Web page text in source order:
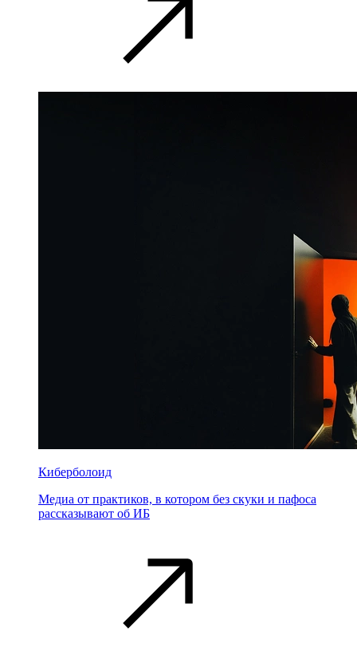
Киберболоид
Медиа от практиков, в котором без скуки и пафоса
рассказывают об ИБ